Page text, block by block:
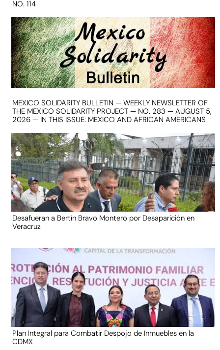
NO. 114
MEXICO SOLIDARITY BULLETIN — WEEKLY NEWSLETTER OF
THE MEXICO SOLIDARITY PROJECT — NO. 283 — AUGUST 5,
2026 — IN THIS ISSUE: MEXICO AND AFRICAN AMERICANS
Desafueran a Bertín Bravo Montero por Desaparición en
Veracruz
Plan Integral para Combatir Despojo de Inmuebles en la
CDMX